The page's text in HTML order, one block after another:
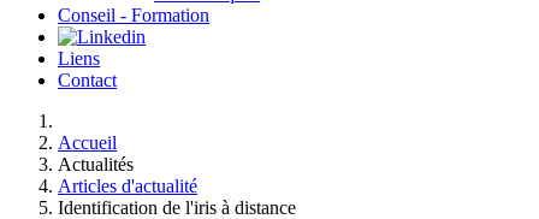
Conseil - Formation
Liens
Contact
Accueil
Actualités
Articles d'actualité
Identification de l'iris à distance